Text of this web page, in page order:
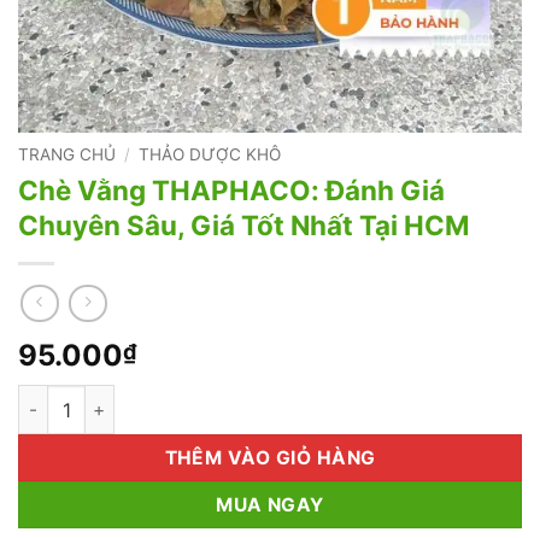
TRANG CHỦ / THẢO DƯỢC KHÔ
Chè Vằng THAPHACO: Đánh Giá
Chuyên Sâu, Giá Tốt Nhất Tại HCM
95.000₫
Chè Vằng THAPHACO: Đánh Giá Chuyên Sâu, Giá Tốt Nhất
THÊM VÀO GIỎ HÀNG
MUA NGAY